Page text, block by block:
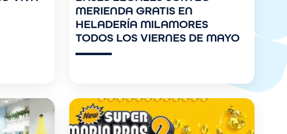
MERIENDA GRATIS EN
HELADERÍA MILAMORES
TODOS LOS VIERNES DE MAYO